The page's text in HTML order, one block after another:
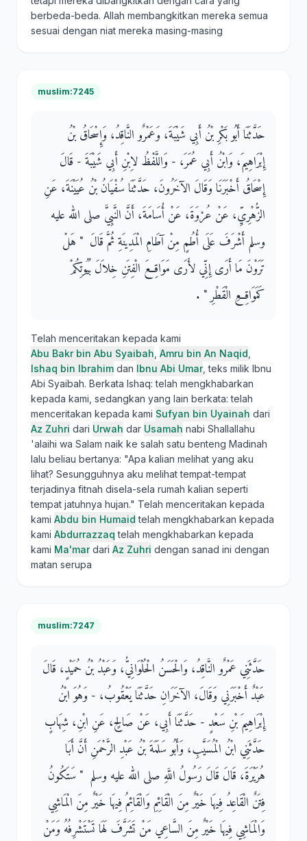
berbeda-beda. Allah membangkitkan mereka semua
sesuai dengan niat mereka masing-masing
muslim:7245
حَدَّثَنَا أَبُو بَكْرِ بْنُ أَبِي شَيْبَةَ، وَعَمْرٌو النَّاقِدُ، وَإِسْحَاقُ بْنُ
إِبْرَاهِيمَ، وَابْنُ أَبِي عُمَرَ، - وَاللَّفْظُ لاِبْنِ أَبِي شَيْبَةَ - قَالَ
إِسْحَاقُ أَخْبَرَنَا وَقَالَ الآخَرُونَ، حَدَّثَنَا سُفْيَانُ بْنُ عُيَيْنَةَ، عَنِ
الزُّهْرِيِّ، عَنْ عُرْوَةَ، عَنْ أُسَامَةَ، أَنَّ النَّبِيَّ صلى الله عليه
وسلم أَشْرَفَ عَلَى أُطُمٍ مِنْ آطَامِ الْمَدِينَةِ ثُمَّ قَالَ ‏ "‏ هَلْ
تَرَوْنَ مَا أَرَى إِنِّي لأَرَى مَوَاقِعَ الْفِتَنِ خِلاَلَ بُيُوتِكُمْ
كَمَوَاقِعِ الْقَطْرِ ‏"‏ ‏.‏
Telah menceritakan kepada kami
Abu Bakr bin Abu Syaibah Amru bin An Naqid
Ishaq bin Ibrahim dan Ibnu Abi Umar, teks milik Ibnu
Abi Syaibah. Berkata Ishaq: telah mengkhabarkan
kepada kami, sedangkan yang lain berkata: telah
menceritakan kepada kami Sufyan bin Uyainah dari
Az Zuhri dari Urwah dar Usamah nabi Shallallahu
'alaihi wa Salam naik ke salah satu benteng Madinah
lalu beliau bertanya: "Apa kalian melihat yang aku
lihat? Sesungguhnya aku melihat tempat-tempat
terjadinya fitnah disela-sela rumah kalian seperti
tempat jatuhnya hujan." Telah menceritakan kepada
kami Abdu bin Humaid telah mengkhabarkan kepada
kami Abdurrazzaq telah mengkhabarkan kepada
kami Ma'mardari Az Zuhri dengan sanad ini dengan
matan serupa
muslim:7247
حَدَّثَنِي عَمْرٌو النَّاقِدُ، وَالْحَسَنُ الْحُلْوَانِيُّ، وَعَبْدُ بْنُ حُمَيْدٍ، قَالَ
عَبْدٌ أَخْبَرَنِي وَقَالَ، الآخَرَانِ حَدَّثَنَا يَعْقُوبُ، - وَهُوَ ابْنُ
إِبْرَاهِيمَ بْنِ سَعْدٍ - حَدَّثَنَا أَبِي، عَنْ صَالِحٍ، عَنِ ابْنِ، شِهَابٍ
حَدَّثَنِي ابْنُ الْمُسَيَّبِ، وَأَبُو سَلَمَةَ بْنُ عَبْدِ الرَّحْمَنِ أَنَّ أَبَا
هُرَيْرَةَ، قَالَ قَالَ رَسُولُ اللَّهِ صلى الله عليه وسلم ‏ "‏ سَتَكُونُ
فِتَنٌ الْقَاعِدُ فِيهَا خَيْرٌ مِنَ الْقَائِمِ وَالْقَائِمُ فِيهَا خَيْرٌ مِنَ الْمَاشِي
وَالْمَاشِي فِيهَا خَيْرٌ مِنَ السَّاعِي مَنْ تَشَرَّفَ لَهَا تَسْتَشْرِفُهُ وَمَنْ